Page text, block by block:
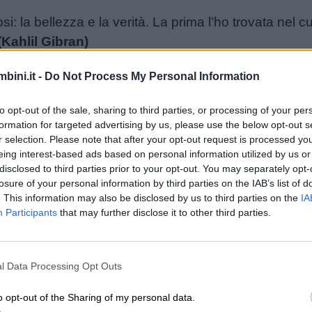
- Do Not Process My Personal Information
opt-out of the sale, sharing to third parties, or processing of your
for targeted advertising by us, please use the below opt-out
selection. Please note that after your opt-out request is processed
interest-based ads based on personal information utilized by us
to third parties prior to your opt-out. You may separately
of your personal information by third parties on the IAB’s list of
This information may also be disclosed by us to third parties on the
Participants that may further disclose it to other third parties.
Data Processing Opt Outs
opt-out of the Sharing of my personal data.
la bellezza e la verità. La prima l’ho trovata nel
Gibran)
ma la tranquillità e il lavoro, che danno
suo lavoro non può avere rispetto di se stesso.
grande gioia ed è ancora per molti tormento,
che non serva, non giovi a un nobile scopo.
serve togliergli la vita, basta togliergli il lavoro.
che alle farfalle. Pochissime persone possono
la bellezza e la verità. La prima l’ho trovata nel
Gibran)
riempi le sue mani di lavoro, il suo cuore di
conoscenze utili, il suo futuro di speranza, e il
È un popolo generoso, laborioso, non chiede